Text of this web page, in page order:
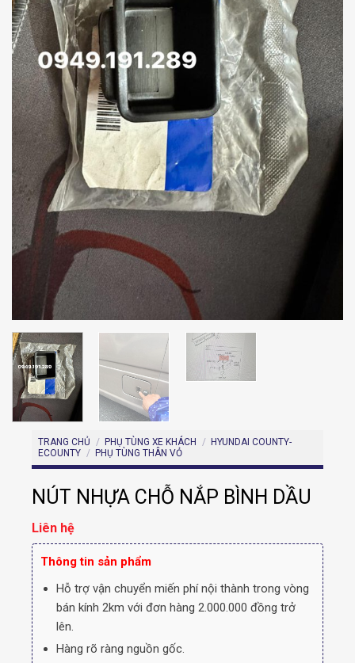
TRANG CHỦ / PHỤ TÙNG XE KHÁCH / HYUNDAI COUNTY-
ECOUNTY / PHỤ TÙNG THÂN VỎ
NÚT NHỰA CHỖ NẮP BÌNH DẦU
Liên hệ
Thông tin sản phẩm
Hỗ trợ vận chuyển miến phí nội thành trong vòng
bán kính 2km với đơn hàng 2.000.000 đồng trở
lên.
Hàng rõ ràng nguồn gốc.